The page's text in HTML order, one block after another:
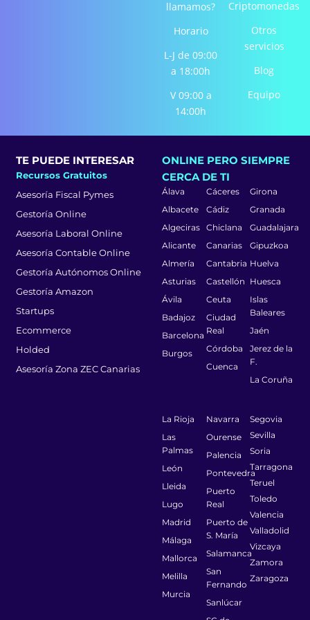
llamamos?
Horario
L-J de 09:00
a 18:00h
V 09:00 a
14:00h
Criptomonedas
Otros
servicios
Blog
Equipo
TE PUEDE INTERESAR
Recursos Gratuitos
Asesoría Fiscal Pymes
Gestoría Online
Asesoría Laboral Online
Asesoría Contable Online
Gestoría Autónomos Online
Gestoría Amazon
Startups
Ecommerce
Holded
Asesoría Zona ZEC Canarias
ONLINE PERO SIEMPRE
CERCA DE TI
Álava
Albacete
Algeciras
Alicante
Almería
Asturias
Ávila
Badajoz
Barcelona
Burgos
Cáceres
Cádiz
Chiclana
Canarias
Cantabria
Castellón
Ceuta
Ciudad
Real
Córdoba
Cuenca
Girona
Granada
Guadalajara
Gipuzkoa
Huelva
Huesca
Islas
Baleares
Jaén
Jerez de la
F.
La Coruña
La Rioja
Las
Palmas
León
Lleida
Lugo
Madrid
Málaga
Mallorca
Melilla
Murcia
Navarra
Ourense
Palencia
Pontevedra
Puerto
Real
Puerto de
S. María
Salamanca
San
Fernando
Sanlúcar
Segovia
Sevilla
Soria
Tarragona
Teruel
Toledo
Valencia
Valladolid
Vizcaya
Zamora
Zaragoza